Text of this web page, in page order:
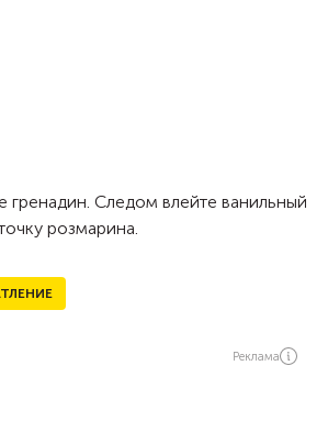
гренадин. Следом влейте ванильный
розмарина.
Реклама